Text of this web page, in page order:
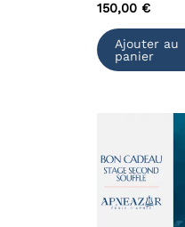
150,00 €
Ajouter au
panier